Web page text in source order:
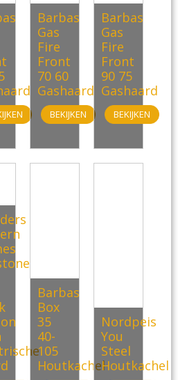
Barbas
Gas
Fire
Front
70 60
Gashaard
BEKIJKEN
Barbas
Gas
Fire
Front
90 75
Gashaard
BEKIJKEN
Barbas
Box
35
40-
105
Houtkachel
Nordpeis
You
Steel
Houtkachel